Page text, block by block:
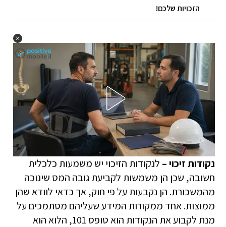
הזכויות שלכם!
נקודות זיכוי – לנקודות הזיכוי יש משמעות כלכלית
חשובה, שכן הן משמשות לקביעת גובה המס שינוכה
מהמשכורת. הן נקבעות על פי חוק, אך כדאי לוודא שהן
ממוצות. אחד ממקורות המידע שעליהם מסתמכים על
מנת לקבוע את הנקודות הוא טופס 101, הלוא הוא